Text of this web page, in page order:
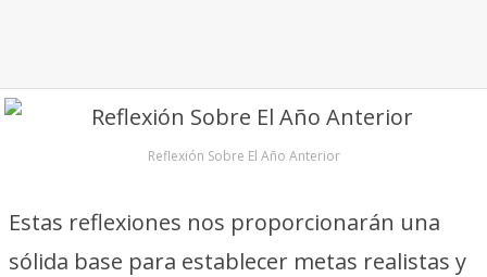
Reflexión Sobre El Año Anterior
Estas reflexiones nos proporcionarán una
sólida base para establecer metas realistas y